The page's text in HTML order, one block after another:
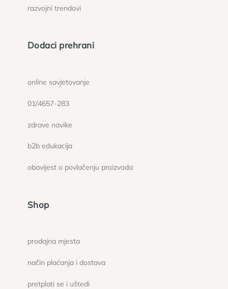
razvojni trendovi
Dodaci prehrani
online savjetovanje
01/4657-283
zdrave navike
b2b edukacija
obavijest o povlačenju proizvoda
Shop
prodajna mjesta
način plaćanja i dostava
pretplati se i uštedi